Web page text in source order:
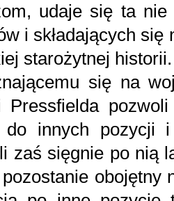
udaje się ta nie
i składających
starożytnej historii.
się na
Pressfielda
do innych pozycji
zaś sięgnie po nią
obojętny